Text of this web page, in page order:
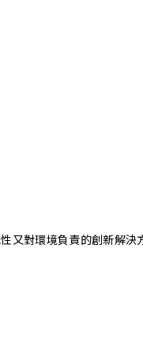
又對環境負責的創新解